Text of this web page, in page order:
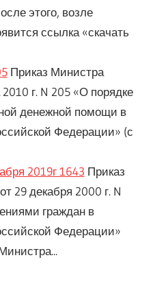
этого, возле
ссылка «скачать
Приказ Министра
г. N 205 «О порядке
денежной помощи в
Федерации» (с
2019г 1643 Приказ
29 декабря 2000 г. N
граждан в
Федерации»